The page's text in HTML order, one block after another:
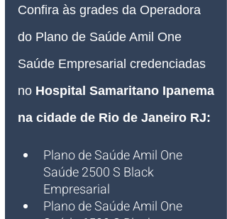
Confira às grades da Operadora
do Plano de Saúde Amil One
Saúde Empresarial credenciadas
no Hospital Samaritano Ipanema
na cidade de Rio de Janeiro RJ:
Plano de Saúde Amil One
Saúde 2500 S Black
Empresarial
Plano de Saúde Amil One